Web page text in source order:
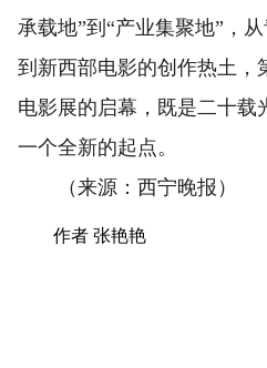
承载地”到“产业集聚地”，
到新西部电影的创作热土，
电影展的启幕，既是二十载
一个全新的起点。
（来源：西宁晚报）
作者 张艳艳